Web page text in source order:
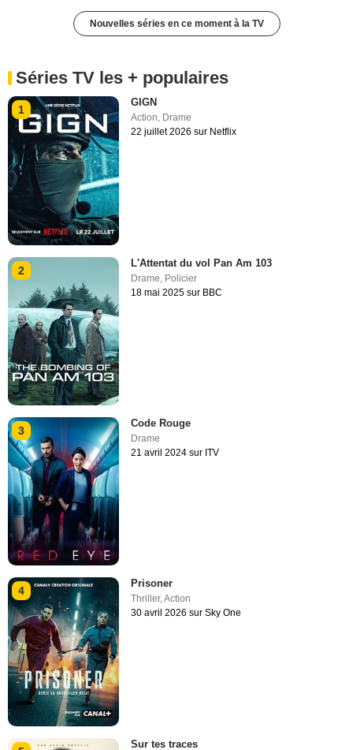
Nouvelles séries en ce moment à la TV
Séries TV les + populaires
1
GIGN
Action, Drame
22 juillet 2026 sur Netflix
2
L'Attentat du vol Pan Am 103
Drame Policier
18 mai 2025 sur BBC
3
Code Rouge
Drame
21 avril 2024 sur ITV
4
Prisoner
Thriller,Action
30 avril 2026 sur Sky One
Sur tes traces